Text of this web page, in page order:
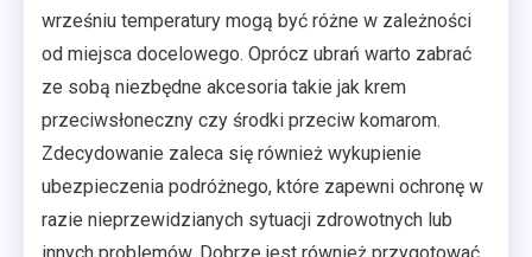
wrześniu temperatury mogą być różne w zależności
od miejsca docelowego. Oprócz ubrań warto zabrać
ze sobą niezbędne akcesoria takie jak krem
przeciwsłoneczny czy środki przeciw komarom.
Zdecydowanie zaleca się również wykupienie
ubezpieczenia podróżnego, które zapewni ochronę w
razie nieprzewidzianych sytuacji zdrowotnych lub